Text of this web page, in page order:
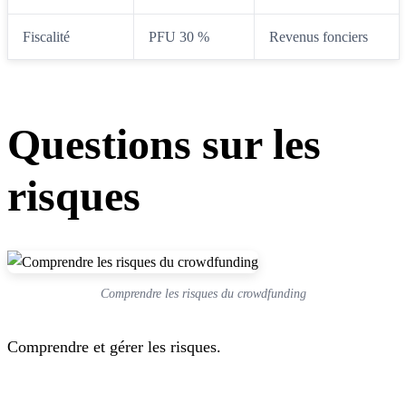
Fiscalité PFU 30 % Revenus fonciers
Questions sur les
risques
Comprendre les risques du crowdfunding
Comprendre et gérer les risques.